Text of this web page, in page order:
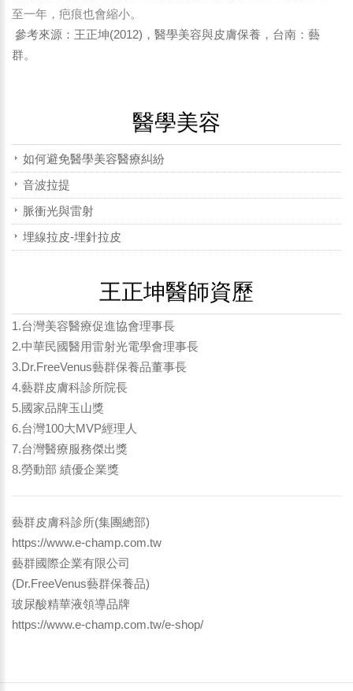
至一年，疤痕也會縮小。
參考來源：王正坤(2012) ，醫學美容與皮膚保養，台南：藝
群。
醫學美容
如何避免醫學美容醫療糾紛
音波拉提
脈衝光與雷射
埋線拉皮-埋針拉皮
王正坤醫師資歷
1.台灣美容醫療促進協會理事長
2.中華民國醫用雷射光電學會理事長
3.Dr.FreeVenus藝群保養品董事長
4.藝群皮膚科診所院長
5.國家品牌玉山獎
6.台灣100大MVP經理人
7.台灣醫療服務傑出獎
8.勞動部 績優企業獎
藝群皮膚科診所(集團總部)
https://www.e-champ.com.tw
藝群國際企業有限公司
(Dr.FreeVenus藝群保養品)
玻尿酸精華液領導品牌
https://www.e-champ.com.tw/e-shop/